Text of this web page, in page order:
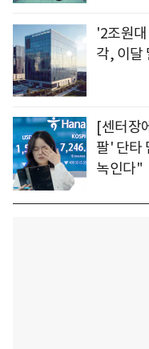
'2조원
각, 이달
[센터장
팔' 단타
녹인다"